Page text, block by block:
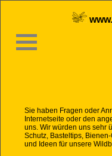
Sie haben Fragen oder
Internetseite oder den
uns. Wir würden uns sehr
Schutz, Basteltips,
und Ideen für unsere